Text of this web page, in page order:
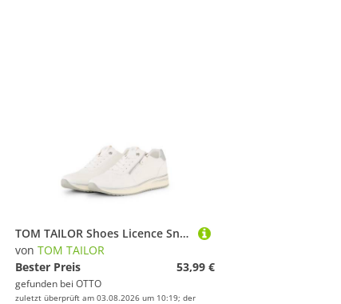
TOM TAILOR Shoes Licence Sneaker (1-tlg) Sneaker mit Mesh-Einsatz
von TOM TAILOR
Bester Preis
53,99 €
gefunden bei OTTO
zuletzt überprüft am 03.08.2026 um 10:19; der